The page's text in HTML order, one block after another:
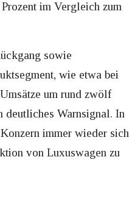
im Vergleich zum
sowie
wie etwa bei
um rund zwölf
deutliches Warnsignal. In
immer wieder sich
von Luxuswagen zu